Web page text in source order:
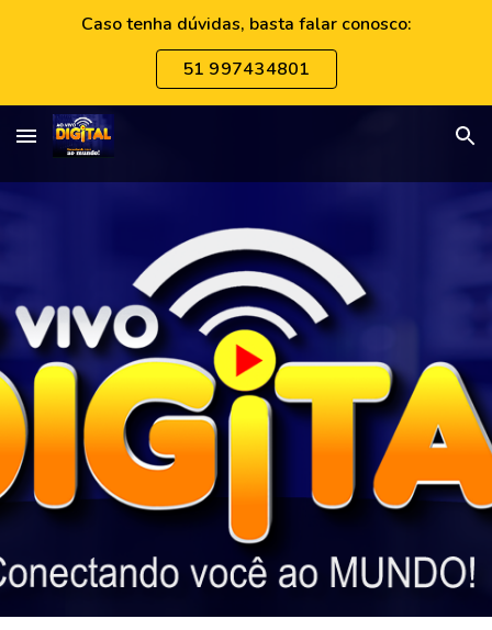
Caso tenha dúvidas, basta falar conosco:
51 997434801